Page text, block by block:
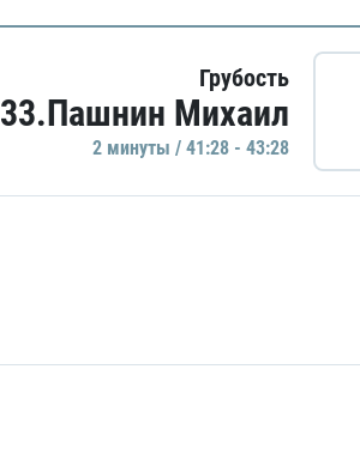
Грубость
33.Пашнин Михаил
2 минуты / 41:28 - 43:28